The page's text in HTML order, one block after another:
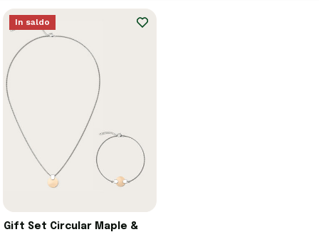
In saldo
Gift Set Circular Maple &